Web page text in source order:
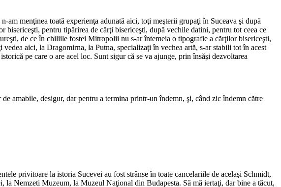
am menţinea toată experienţa adunată aici, toţi meşterii grupaţi în Suceava şi după
pentru tipărirea de cărţi bisericeşti, după vechile datini, pentru tot ceea ce
de ce în chiliile fostei Mitropolii nu s-ar întemeia o tipografie a cărţilor bi­sericeşti,
aici, la Dragomirna, la Putna, specializaţi în vechea artă, s-ar stabili tot în acest
pe care o are acel loc. Sunt sigur că se va ajunge, prin însăşi dezvoltarea
amabile, desigur, dar pentru a termina printr-un îndemn, şi, când zic îndemn către
privitoare la istoria Sucevei au fost strânse în toate cancelariile de acelaşi Schmidt,
Nemzeti Muzeum, la Muzeul Naţional din Budapesta. Să mă iertaţi, dar bine a tăcut,